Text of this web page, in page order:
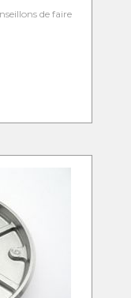
de faire